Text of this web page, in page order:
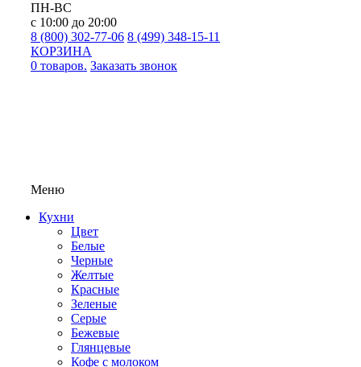
ПН-ВС
с 10:00 до 20:00
8 (800) 302-77-06 8 (499) 348-15-11
КОРЗИНА
0 товаров. Заказать звонок
Меню
Кухни
Цвет
Белые
Черные
Желтые
Красные
Зеленые
Серые
Бежевые
Глянцевые
Кофе с молоком